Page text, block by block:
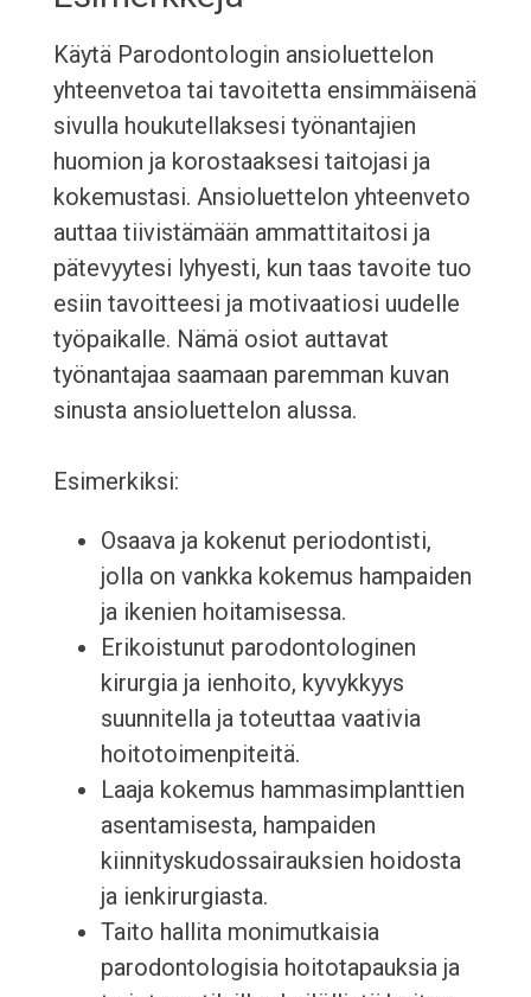
Käytä Parodontologin ansioluettelon
yhteenvetoa tai tavoitetta ensimmäisenä
sivulla houkutellaksesi työnantajien
huomion ja korostaaksesi taitojasi ja
kokemustasi. Ansioluettelon yhteenveto
auttaa tiivistämään ammattitaitosi ja
pätevyytesi lyhyesti, kun taas tavoite tuo
esiin tavoitteesi ja motivaatiosi uudelle
työpaikalle. Nämä osiot auttavat
työnantajaa saamaan paremman kuvan
sinusta ansioluettelon alussa.
Esimerkiksi:
Osaava ja kokenut periodontisti,
jolla on vankka kokemus hampaiden
ja ikenien hoitamisessa.
Erikoistunut parodontologinen
kirurgia ja ienhoito, kyvykkyys
suunnitella ja toteuttaa vaativia
hoitotoimenpiteitä.
Laaja kokemus hammasimplanttien
asentamisesta, hampaiden
kiinnityskudossairauksien hoidosta
ja ienkirurgiasta.
Taito hallita monimutkaisia
parodontologisia hoitotapauksia ja